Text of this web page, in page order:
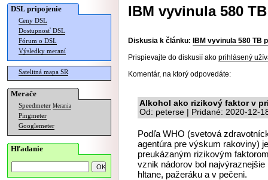
DSL pripojenie
Ceny DSL
Dostupnosť DSL
Fórum o DSL
Výsledky meraní
Satelitná mapa SR
Merače
Speedmeter Merania
Pingmeter
Googlemeter
Hľadanie
IBM vyvinula 580
Diskusia k článku:
IBM vyvinula 580 TB
Prispievajte do diskusií ako prihlásený
Komentár, na ktorý odpovedáte:
Alkohol ako rizikový faktor v
Od: peterse | Pridané: 2020-12-
Podľa WHO (svetová
agentúra pre výskum rakoviny)
preukázaným rizikovým
vznik nádorov bol
hltane, pažeráku a v pečeni.